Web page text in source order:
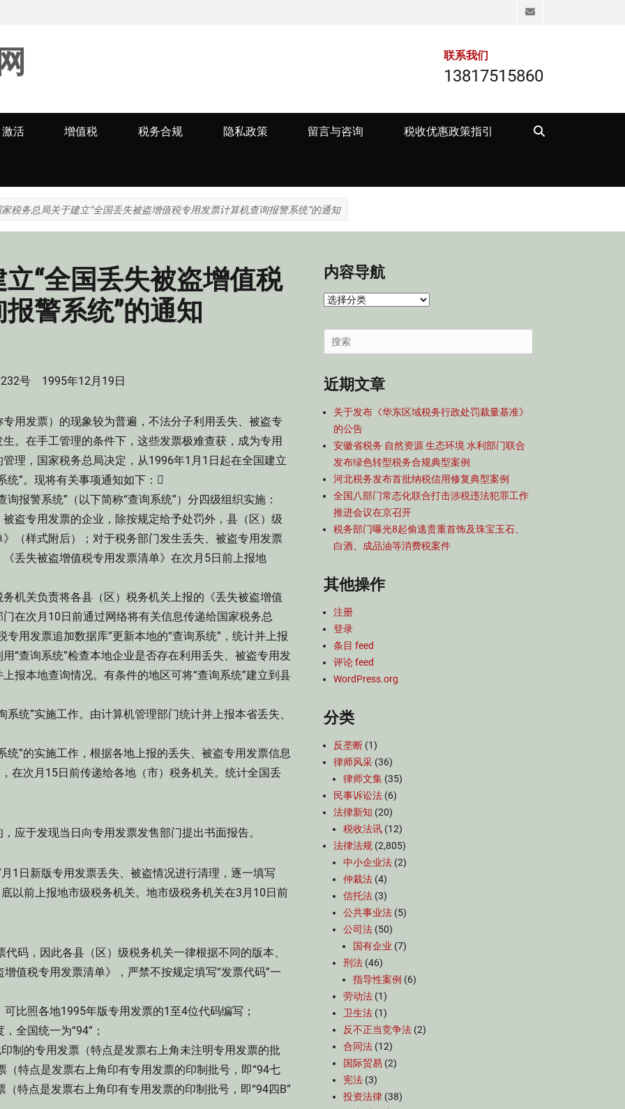
Email
联系我们
13817515860
激活 增值税 税务合规 隐私政策 留言与咨询 税收优惠政策指引
家税务总局关于建立“全国丢失被盗增值税专用发票计算机查询报警系统”的通知
“全国丢失被盗增值税
警系统”的通知
号 1995年12月19日
用发票）的现象较为普遍，不法分子利用丢失、被盗专
。在手工管理的条件下，这些发票极难查获，成为专用
理，国家税务总局决定，从1996年1月1日起在全国建立
统”。现将有关事项通知如下：
警系统”（以下简称“查询系统”）分四级组织实施：
专用发票的企业，除按规定给予处罚外，县（区）级
（样式附后）；对于税务部门发生丢失、被盗专用发票
丢失被盗增值税专用发票清单》在次月5日前上报地
关负责将各县（区）税务机关上报的《丢失被盗增值
在次月10日前通过网络将有关信息传递给国家税务总
用发票追加数据库”更新本地的“查询系统”，统计并上报
“查询系统”检查本地企业是否存在利用丢失、被盗专用发
报本地查询情况。有条件的地区可将“查询系统”建立到县
”实施工作。由计算机管理部门统计并上报本省丢失、
”的实施工作，根据各地上报的丢失、被盗专用发票信息
在次月15日前传递给各地（市）税务机关。统计全国丢
于发现当日向专用发票发售部门提出书面报告。
日新版专用发票丢失、被盗情况进行清理，逐一填写
以前上报地市级税务机关。地市级税务机关在3月10日前
，因此各县（区）级税务机关一律根据不同的版本、
值税专用发票清单》，严禁不按规定填写“发票代码”一
照各地1995年版专用发票的1至4位代码编写；
全国统一为“94”；
的专用发票（特点是发票右上角未注明专用发票的批
（特点是发票右上角印有专用发票的印制批号，即“94七
特点是发票右上角印有专用发票的印制批号，即“94四B”
内容导航
内
导
航
Search
for:
近期文章
关于发布《华东区域税务行政处罚裁量基准》
的公告
安徽省税务 自然资源 生态环境 水利部门联合
发布绿色转型税务合规典型案例
河北税务发布首批纳税信用修复典型案例
全国八部门常态化联合打击涉税违法犯罪工作
推进会议在京召开
税务部门曝光8起偷逃贵重首饰及珠宝玉石、
白酒、成品油等消费税案件
其他操作
注册
登录
条目 feed
评论 feed
WordPress.org
分类
反垄断 (1)
律师风采 (36)
律师文集 (35)
民事诉讼法 (6)
法律新知 (20)
税收法讯 (12)
法律法规 (2,805)
中小企业法 (2)
仲裁法 (4)
信托法 (3)
公共事业法 (5)
公司法 (50)
国有企业 (7)
刑法 (46)
指导性案例 (6)
劳动法 (1)
卫生法 (1)
反不正当竞争法 (2)
合同法 (12)
国际贸易 (2)
宪法 (3)
投资法律 (38)